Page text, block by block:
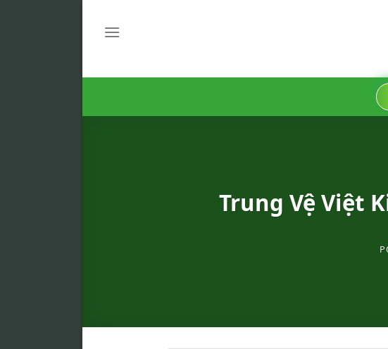
Trung Vệ Việt